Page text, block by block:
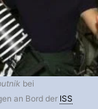
bei
an Bord der ISS